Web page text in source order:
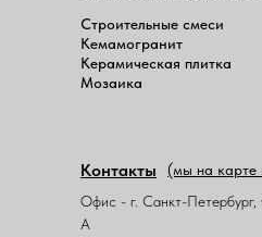
Строительные смеси
Кемамогранит
Керамическая плитка
Мозаика
Контакты
Офис - г. Санкт-Петербург,
А
(мы на карте